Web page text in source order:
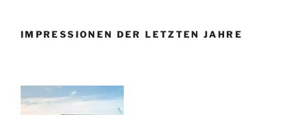
IMPRESSIONEN DER LETZTEN JAHRE